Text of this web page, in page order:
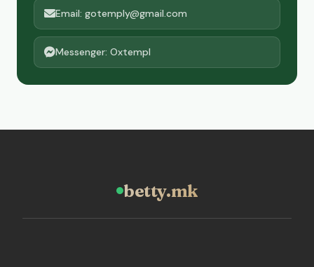
Email: gotemply@gmail.com
Messenger: Oxtempl
betty.mk